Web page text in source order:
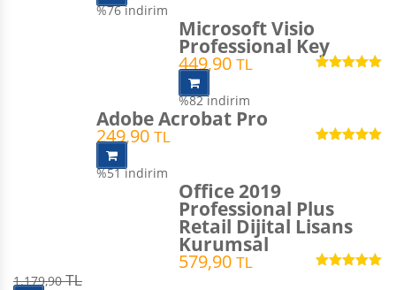
%76indirim
Microsoft Visio
Professional Key
449,90TL
%82indirim
Adobe Acrobat Pro
249,90 TL
%51indirim
Office 2019
Professional Plus
Retail Dijital Lisans
Kurumsal
579,90TL
1.179,90TL